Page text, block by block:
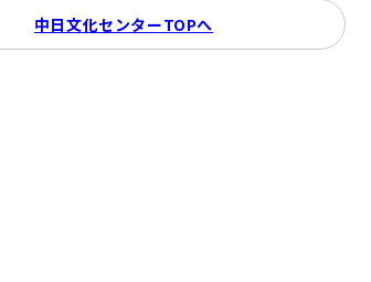
中日文化センターTOPへ